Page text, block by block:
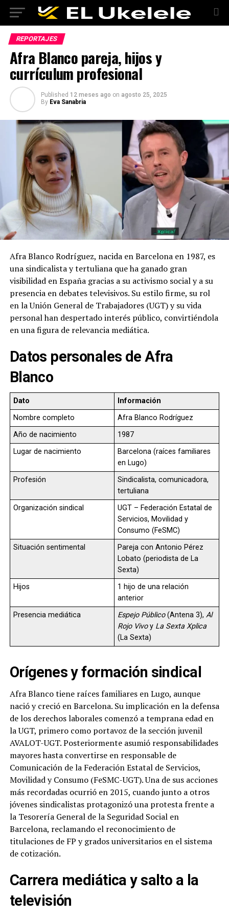
REPORTAJES
Afra Blanco pareja, hijos y
currículum profesional
Published 12 meses ago on agosto 25, 2025
By Eva Sanabria
Afra Blanco Rodríguez, nacida en Barcelona en 1987, es
una sindicalista y tertuliana que ha ganado gran
visibilidad en España gracias a su activismo social y a su
presencia en debates televisivos. Su estilo firme, su rol
en la Unión General de Trabajadores (UGT) y su vida
personal han despertado interés público, convirtiéndola
en una figura de relevancia mediática.
Datos personales de Afra
Blanco
Dato
Información
Nombre completo
Afra Blanco Rodríguez
Año de nacimiento
1987
Lugar de nacimiento
Barcelona (raíces familiares
en Lugo)
Profesión
Sindicalista, comunicadora,
tertuliana
Organización sindical
UGT – Federación Estatal de
Servicios, Movilidad y
Consumo (FeSMC)
Situación sentimental
Pareja con Antonio Pérez
Lobato (periodista de La
Sexta)
Hijos
1 hijo de una relación
anterior
Presencia mediática
Espejo Público(Antena 3), Al
Rojo Vivoy La Sexta Xplica
(La Sexta)
Orígenes y formación sindical
Afra Blanco tiene raíces familiares en Lugo, aunque
nació y creció en Barcelona. Su implicación en la defensa
de los derechos laborales comenzó a temprana edad en
la UGT, primero como portavoz de la sección juvenil
AVALOT-UGT. Posteriormente asumió responsabilidades
mayores hasta convertirse en responsable de
Comunicación de la Federación Estatal de Servicios,
Movilidad y Consumo (FeSMC-UGT). Una de sus acciones
más recordadas ocurrió en 2015, cuando junto a otros
jóvenes sindicalistas protagonizó una protesta frente a
la Tesorería General de la Seguridad Social en
Barcelona, reclamando el reconocimiento de
titulaciones de FP y grados universitarios en el sistema
de cotización.
Carrera mediática y salto a la
televisión